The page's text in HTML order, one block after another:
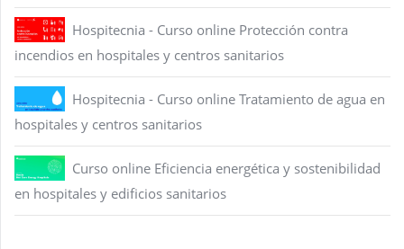
Hospitecnia - Curso online Protección contra
incendios en hospitales y centros sanitarios
Hospitecnia - Curso online Tratamiento de agua en
hospitales y centros sanitarios
Curso online Eficiencia energética y sostenibilidad
en hospitales y edificios sanitarios